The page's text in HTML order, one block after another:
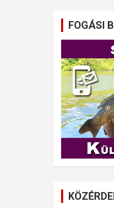
FOGÁSI